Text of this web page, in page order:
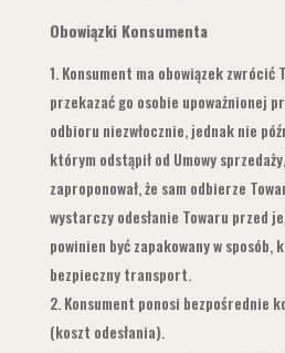
Obowiązki Konsumenta
Konsument ma obowiązek zwrócić
przekazać go osobie upoważnionej
odbioru niezwłocznie, jednak nie
którym odstąpił od Umowy
zaproponował, że sam odbierze
wystarczy odesłanie Towaru przed
powinien być zapakowany w
bezpieczny transport.
Konsument ponosi bezpośrednie
(koszt odesłania).